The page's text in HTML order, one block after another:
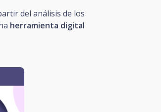
del análisis de los
herramienta digital